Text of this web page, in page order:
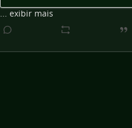
... exibir mais